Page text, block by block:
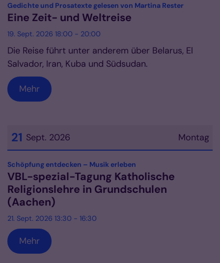
Gedichte und Prosatexte gelesen von Martina Rester:
Eine Zeit- und Weltreise
19. Sept. 2026 18:00 - 20:00
Die Reise führt unter anderem über Belarus, El
Salvador, Iran, Kuba und Südsudan.
Mehr
Montag
21 Sept. 2026
Datum: 21. September 2026
Schöpfung entdecken – Musik erleben
VBL-spezial-Tagung Katholische
Religionslehre in Grundschulen
(Aachen)
21. Sept. 2026 13:30 - 16:30
Mehr